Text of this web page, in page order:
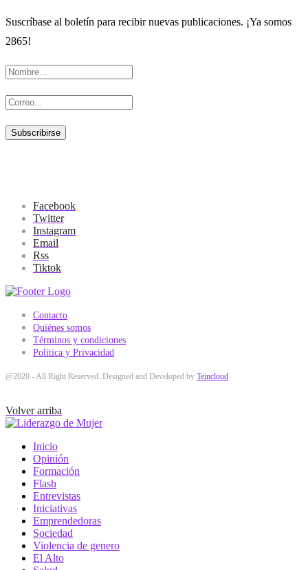
Suscríbase al boletín para recibir nuevas publicaciones. ¡Ya somos
2865!
Facebook
Twitter
Instagram
Email
Rss
Tiktok
Contacto
Quiénes somos
Términos y condiciones
Política y Privacidad
@2020 - All Right Reserved. Designed and Developed by Teincloud
Volver arriba
Inicio
Opinión
Formación
Flash
Entrevistas
Iniciativas
Emprendedoras
Sociedad
Violencia de genero
El Alto